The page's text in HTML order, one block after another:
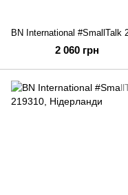
2 060 грн